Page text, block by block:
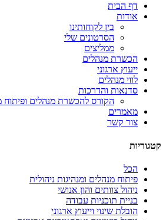
דף הבית
אודות
בין לקוחותינו
הסרטונים שלי
ממליצים
הכשרת מנהלים
ייעוץ ארגוני
לווי מנהלים
סדנאות והדרכות
הקורס להכשרת מנהלים ופיתוח
מאמרים
צור קשר
קטגוריות
הכל
פיתוח מנהלים ומנהיגות ניהולית
ניהול צוותים והון אנושי
בניית תוכניות עבודה
הובלת שינוי וייעוץ ארגוני